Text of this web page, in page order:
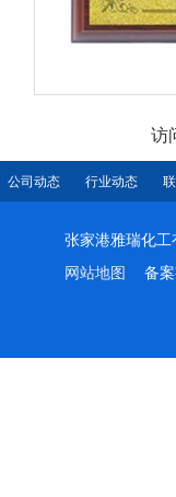
访
公司动态 行业动态
张家港雅瑞化工
网站地图
备